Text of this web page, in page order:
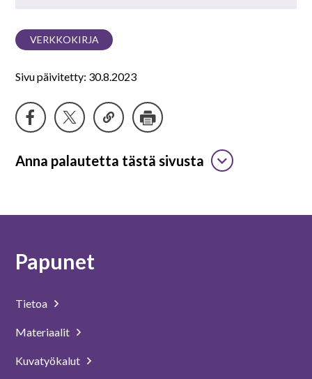
VERKKOKIRJA
Sivu päivitetty: 30.8.2023
Anna palautetta tästä sivusta
Papunet
Tietoa
Materiaalit
Kuvatyökalut